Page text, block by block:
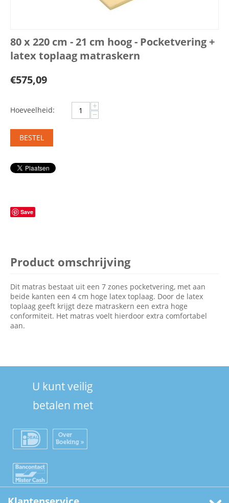
80 x 220 cm - 21 cm hoog - Pocketvering +
latex toplaag matraskern
€575,09
Hoeveelheid: +
−
BESTEL
Save
Product omschrijving
Dit matras bestaat uit een 7 zones pocketvering, met aan
beide kanten een 4 cm hoge latex toplaag. Door de latex
toplaag geeft krijgt deze matraskern een extra hoge
conformiteit. Het matras voelt hierdoor extra comfortabel
aan.
U kunt veilig
betalen met